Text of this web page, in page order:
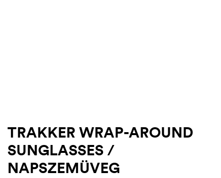
TRAKKER WRAP-AROUND
SUNGLASSES /
NAPSZEMÜVEG